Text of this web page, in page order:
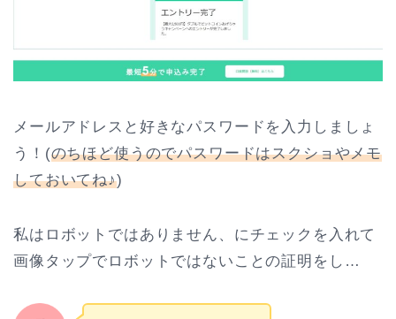
メールアドレスと好きなパスワードを入力しましょ
う！(のちほど使うのでパスワードはスクショやメモ
しておいてね♪)
私はロボットではありません、にチェックを入れて
画像タップでロボットではないことの証明をし…